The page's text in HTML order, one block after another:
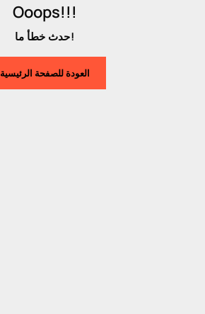
Ooops!!!
حدث خطأ ما!
العودة للصفحة الرئيسية